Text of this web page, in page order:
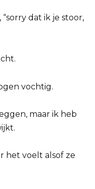
“sorry dat ik je stoor,
vochtig.
maar ik heb
het voelt alsof ze